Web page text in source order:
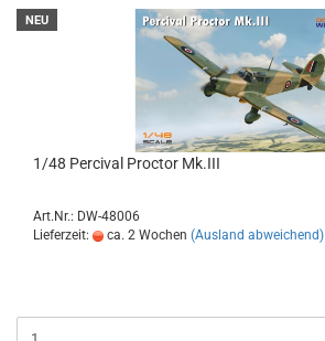
NEU
1/48 Percival Proctor Mk.III
Art.Nr.: DW-48006
Lieferzeit:
ca. 2 Wochen (Ausland abweichend)